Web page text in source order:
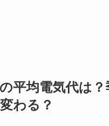
平均電気代は
わる？